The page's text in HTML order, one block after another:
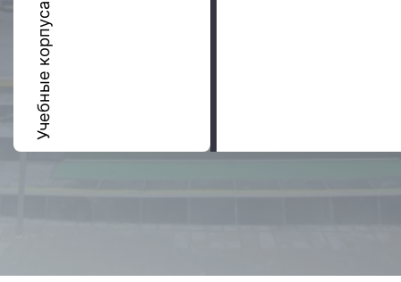
Учебные корпуса